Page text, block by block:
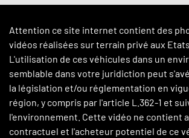
Attention ce site internet contient des
vidéos réalisées sur terrain privé aux
L'utilisation de ces véhicules dans un
semblable dans votre juridiction peut
la législation et/ou réglementation en
région, y compris par l'article L.362-1 et
l'environnement. Cette vidéo ne contient
contractuel et l'acheteur potentiel de ce